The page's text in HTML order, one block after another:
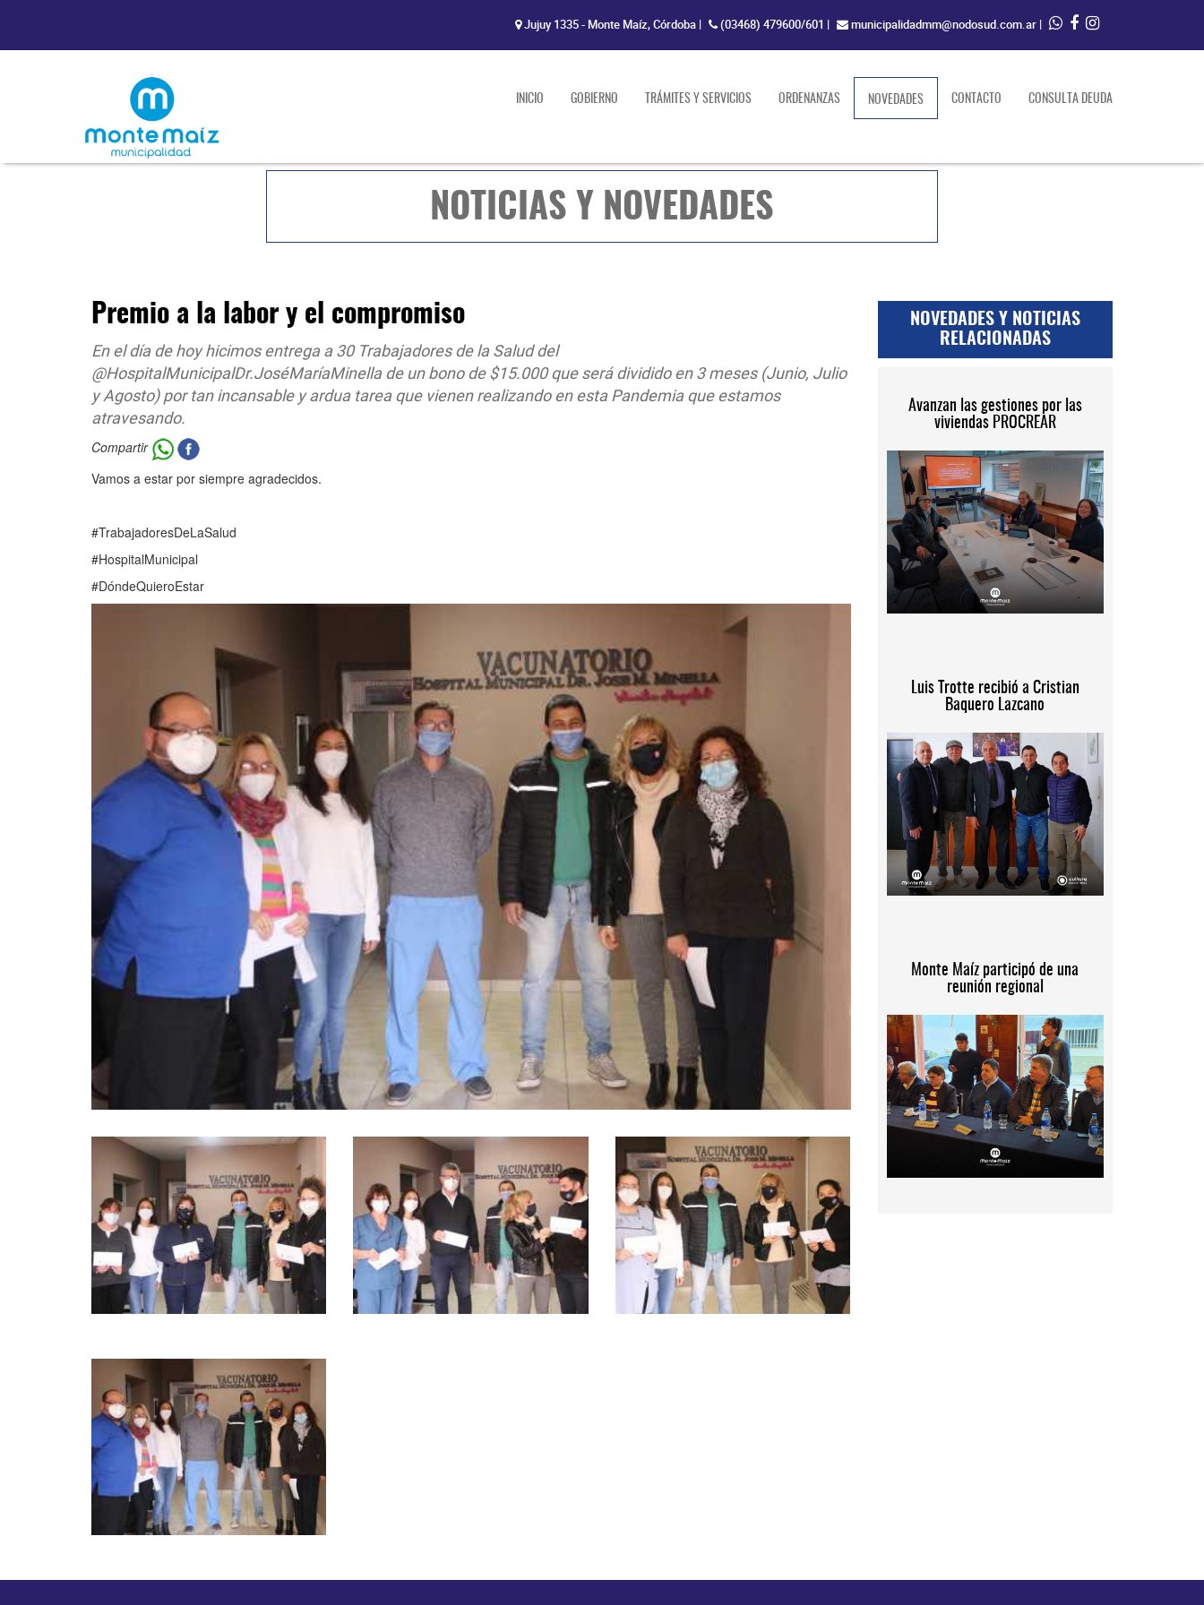
Jujuy 1335 - Monte Maíz, Córdoba | (03468) 479600/601 | municipalidadmm@nodosud.com.ar |
INICIO GOBIERNO TRÁMITES Y SERVICIOS ORDENANZAS NOVEDADES(current)CONTACTO CONSULTA DEUDA
NOTICIAS Y NOVEDADES
Premio a la labor y el compromiso
En el día de hoy hicimos entrega a 30 Trabajadores de la Salud del
@HospitalMunicipalDr.JoséMaríaMinella de un bono de $15.000 que será dividido en 3 meses (Junio, Julio
y Agosto) por tan incansable y ardua tarea que vienen realizando en esta Pandemia que estamos
atravesando.
Compartir
Vamos a estar por siempre agradecidos.
#TrabajadoresDeLaSalud
#HospitalMunicipal
#DóndeQuieroEstar
NOVEDADES Y NOTICIAS
RELACIONADAS
Avanzan las gestiones por las
viviendas PROCREAR
Luis Trotte recibió a Cristian
Baquero Lazcano
Monte Maíz participó de una
reunión regional